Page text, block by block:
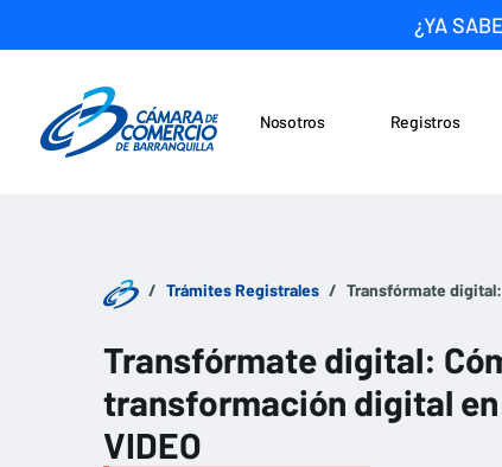
¿YA
Nosotros Registros
Trámites Registrales Transfórmate
Transfórmate digital:
transformación digital
VIDEO